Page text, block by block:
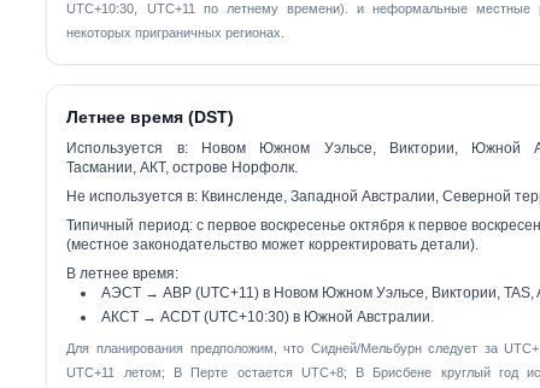
UTC+10:30, UTC+11 по летнему времени). и неформальные местные
некоторых приграничных регионах.
Летнее время (DST)
Используется в: Новом Южном Уэльсе, Виктории, Южной
Тасмании, АКТ, острове Норфолк.
Не используется в: Квинсленде, Западной Австралии, Северной
Типичный период: с первое воскресенье октября кпервое
(местное законодательство может корректировать детали).
В летнее время:
АЭСТ →АВР (UTC+11) в Новом Южном Уэльсе, Виктории, TAS,
АКСТ →ACDT (UTC+10:30) в Южной Австралии.
Для планирования предположим, что Сидней/Мельбурн следует за
UTC+11 летом; В Перте остается UTC+8; В Брисбене круглый год